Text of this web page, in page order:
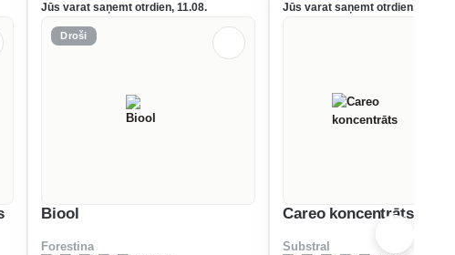
Jūs varat saņemt otrdien, 11.08.
Droši
Biool
Forestina
Jūs varat saņemt otrdien, 11.08.
Careo koncentrāts
Substral